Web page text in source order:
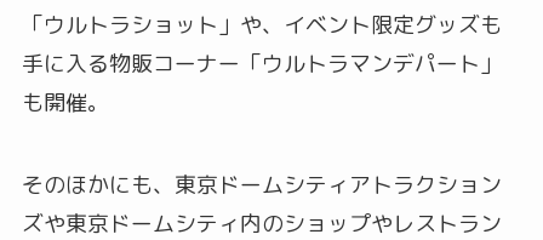
「ウルトラショット」や、イベント限定グッズも
手に入る物販コーナー「ウルトラマンデパート」
も開催。
そのほかにも、東京ドームシティアトラクション
ズや東京ドームシティ内のショップやレストラン